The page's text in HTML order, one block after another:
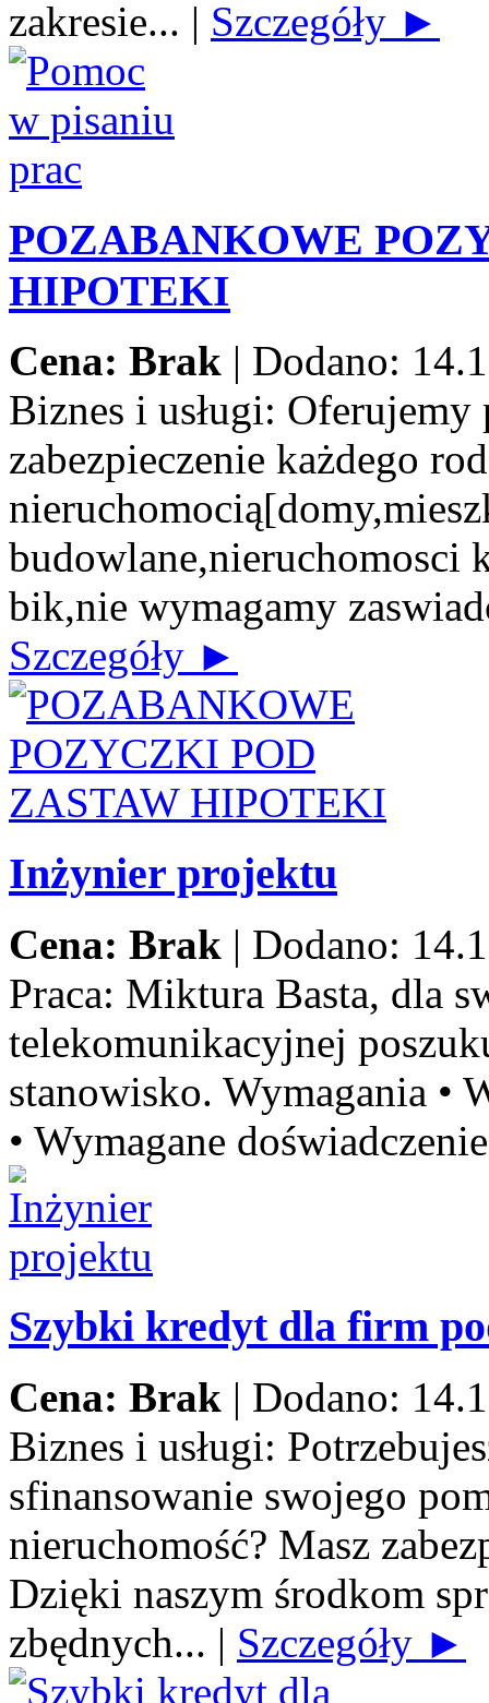
zakresie... | Szczegóły ►
POZABANKOWE
HIPOTEKI
Cena: Brak | Dodano:
Biznes i usługi: Oferujemy
zabezpieczenie każdego
budowlane,nieruchomosci
bik,nie wymagamy
Szczegóły ►
Inżynier projektu
Cena: Brak | Dodano:
Praca: Miktura Basta, dla
telekomunikacyjnej
stanowisko. Wymagania •
• Wymagane
Szybki kredyt dla firm
Cena: Brak | Dodano:
Biznes i usługi:
sfinansowanie swojego
nieruchomość? Masz
Dzięki naszym środkom
zbędnych... | Szczegóły ►